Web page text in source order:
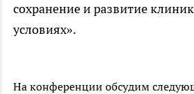
сохранение и развитие
условиях».
На конференции обсудим